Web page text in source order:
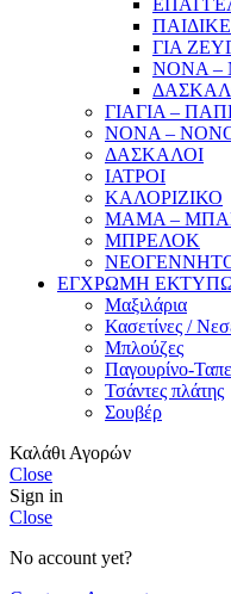
ΓΙΑ
ΝΟΝΑ –
ΓΙΑΓΙΑ –
ΝΟΝΑ –
ΔΑΣΚΑΛΟΙ
ΙΑΤΡΟΙ
ΚΑΛΟΡΙΖΙΚΟ
ΜΑΜΑ –
ΜΠΡΕΛΟΚ
ΕΓΧΡΩΜΗ
Μαξιλάρια
Κασετίνες /
Μπλούζες
Παγουρίνο-
Τσάντες πλάτης
Σουβέρ
Καλάθι Αγορών
Close
Sign in
Close
No account yet?